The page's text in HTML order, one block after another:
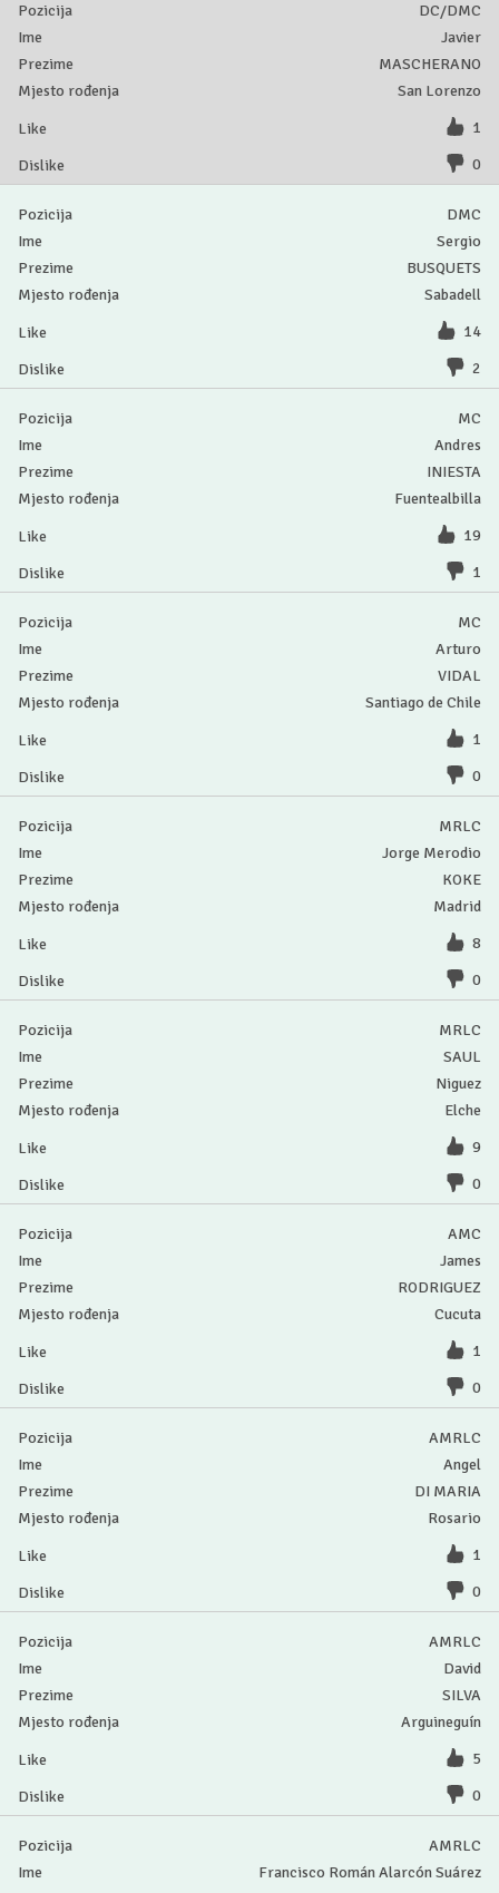
DC/DMC
Javier
MASCHERANO
San Lorenzo
1
0
DMC
Sergio
BUSQUETS
Sabadell
14
2
MC
Andres
INIESTA
Fuentealbilla
19
1
MC
Arturo
VIDAL
Santiago de Chile
1
0
MRLC
Jorge Merodio
KOKE
Madrid
8
0
MRLC
SAUL
Niguez
Elche
9
0
AMC
James
RODRIGUEZ
Cucuta
1
0
AMRLC
Angel
DI MARIA
Rosario
1
0
AMRLC
David
SILVA
Arguineguín
5
0
AMRLC
Francisco Román Alarcón Suárez